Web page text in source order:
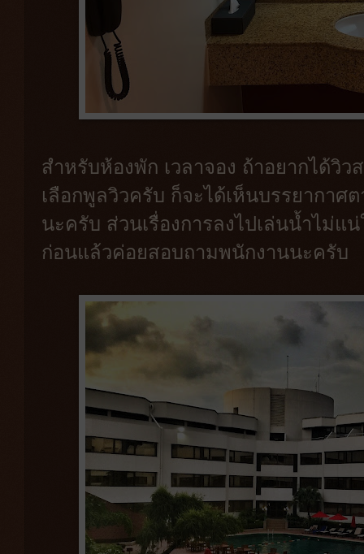
สำหรับห้องพัก เวลาจอง ถ้าอยากได้วิ
เลือกพูลวิวครับ ก็จะได้เห็นบรรยากาศ
นะครับ ส่วนเรื่องการลงไปเล่นน้ำไม่แ
ก่อนแล้วค่อยสอบถามพนักงานนะครับ